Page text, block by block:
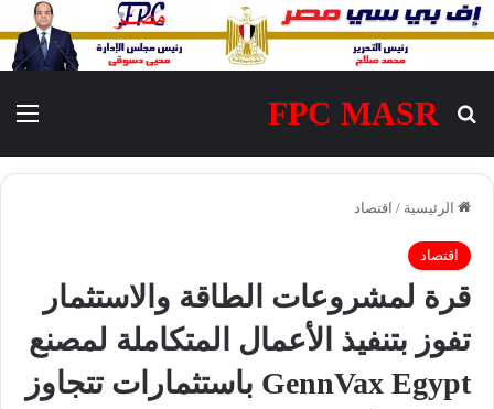
FPC MASR
بحث عن
الرئيسية / اقتصاد
اقتصاد
قرة لمشروعات الطاقة والاستثمار
تفوز بتنفيذ الأعمال المتكاملة لمصنع
GennVax Egypt باستثمارات تتجاوز